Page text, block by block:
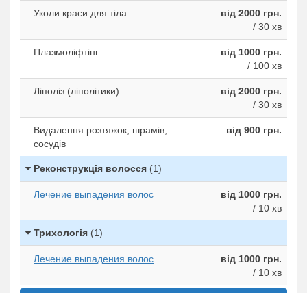
Уколи краси для тіла
від 2000 грн.
/ 30 хв
Плазмоліфтінг
від 1000 грн.
/ 100 хв
Ліполіз (ліполітики)
від 2000 грн.
/ 30 хв
Видалення розтяжок, шрамів,
сосудів
від 900 грн.
Реконструкція волосся (1)
Лечение выпадения волос
від 1000 грн.
/ 10 хв
Трихологія (1)
Лечение выпадения волос
від 1000 грн.
/ 10 хв